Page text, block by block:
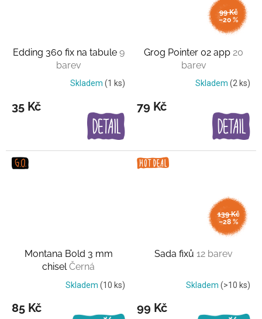
Edding 360 fix na tabule 9
barev
Skladem (1 ks)
35 Kč
99 Kč
–20 %
Grog Pointer 02 app 20
barev
Skladem (2 ks)
79 Kč
Montana Bold 3 mm
chiselČerná
Skladem (10 ks)
85 Kč
139 Kč
–28 %
Sada fixů 12 barev
Skladem (>10 ks)
99 Kč